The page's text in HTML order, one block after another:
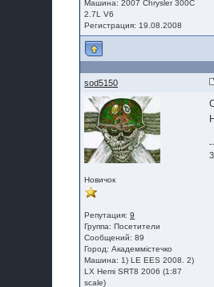
Машина: 2007 Chrysler 300C
2.7L V6
Регистрация: 19.08.2008
sod5150
Новичок
Репутация:9
Группа:Посетители
Сообщений: 89
Город: Академмістечко
Машина: 1) LE EES 2008. 2)
LX Hemi SRT8 2006 (1:87
scale)